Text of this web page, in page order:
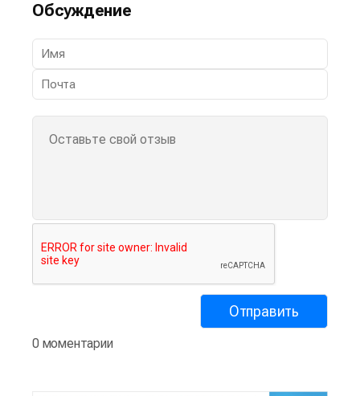
Обсуждение
0 моментарии